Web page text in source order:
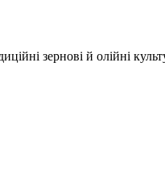
зернові й олійні